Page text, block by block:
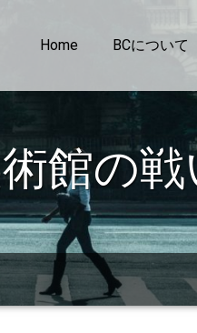
Home BCについて
館の